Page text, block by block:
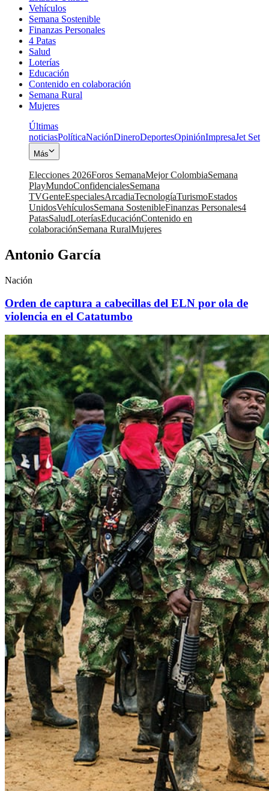
Vehículos
Semana Sostenible
Finanzas Personales
4 Patas
Salud
Loterías
Educación
Contenido en colaboración
Semana Rural
Mujeres
Últimas
noticiasPolíticaNaciónDineroDeportesOpiniónImpresaJet Set
Más
Elecciones 2026Foros SemanaMejor ColombiaSemana
PlayMundoConfidencialesSemana
TVGenteEspecialesArcadiaTecnologíaTurismoEstados
UnidosVehículosSemana SostenibleFinanzas Personales4
PatasSaludLoteríasEducaciónContenido en
colaboraciónSemana RuralMujeres
Antonio García
Nación
Orden de captura a cabecillas del ELN por ola de
violencia en el Catatumbo